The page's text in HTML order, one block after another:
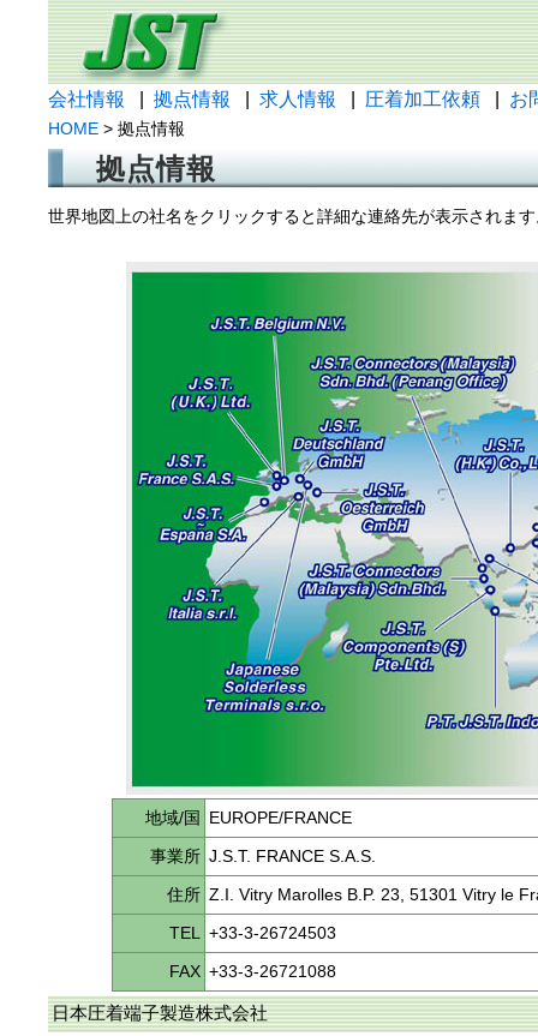
会社情報 拠点情報 求人情報 圧着加工依頼 お
HOME > 拠点情報
拠点情報
世界地図上の社名をクリックすると詳細な連絡先が表示されま
地域/国
EUROPE/FRANCE
事業所 J.S.T. FRANCE S.A.S.
住所 Z.I. Vitry Marolles B.P. 23, 51301 Vitry le
TEL
+33-3-26724503
FAX +33-3-26721088
日本圧着端子製造株式会社